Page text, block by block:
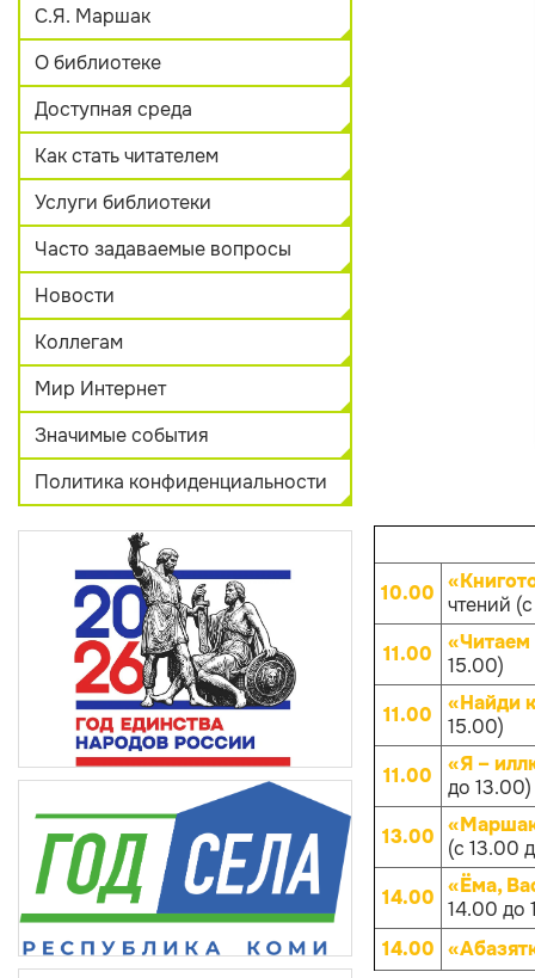
С.Я. Маршак
О библиотеке
Доступная среда
Как стать читателем
Услуги библиотеки
Часто задаваемые вопросы
Новости
Коллегам
Мир Интернет
Значимые события
Политика конфиденциальности
10.00 чтений
11.00
«Читаем
15.00)
11.00
«Найди
15.00)
11.00
«Я –
до 13.00)
13.00
(с 13.00
14.00 «Ёма,
14.00 до
14.00